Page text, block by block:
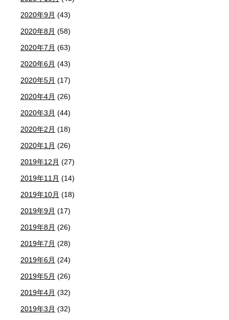
2020年9月 (43)
2020年8月 (58)
2020年7月 (63)
2020年6月 (43)
2020年5月 (17)
2020年4月 (26)
2020年3月 (44)
2020年2月 (18)
2020年1月 (26)
2019年12月 (27)
2019年11月 (14)
2019年10月 (18)
2019年9月 (17)
2019年8月 (26)
2019年7月 (28)
2019年6月 (24)
2019年5月 (26)
2019年4月 (32)
2019年3月 (32)